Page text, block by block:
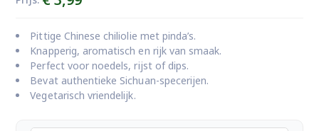
Pittige Chinese chiliolie met pinda’s.
Knapperig, aromatisch en rijk van smaak.
Perfect voor noedels, rijst of dips.
Bevat authentieke Sichuan-specerijen.
Vegetarisch vriendelijk.